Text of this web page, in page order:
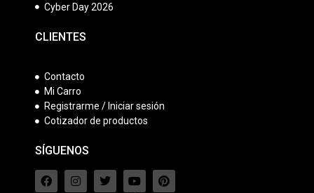
Cyber Day 2026
CLIENTES
Contacto
Mi Carro
Registrarme / Iniciar sesión
Cotizador de productos
SÍGUENOS